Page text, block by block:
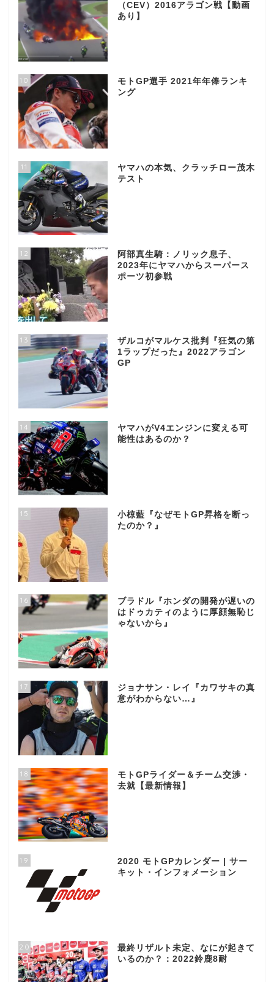
（CEV）2016アラゴン戦【動画
あり】
10
モトGP選手 2021年年俸ランキ
ング
11
ヤマハの本気、クラッチロー茂木
テスト
12
阿部真生騎：ノリック息子、
2023年にヤマハからスーパース
ポーツ初参戦
13
ザルコがマルケス批判『狂気の第
1ラップだった』2022アラゴン
GP
14
ヤマハがV4エンジンに変える可
能性はあるのか？
15
小椋藍『なぜモトGP昇格を断っ
たのか？』
16
ブラドル『ホンダの開発が遅いの
はドゥカティのように厚顔無恥じ
ゃないから』
17
ジョナサン・レイ『カワサキの真
意がわからない…』
18
モトGPライダー＆チーム交渉・
去就【最新情報】
19
2020 モトGPカレンダー | サー
キット・インフォメーション
20
最終リザルト未定、なにが起きて
いるのか？：2022鈴鹿8耐